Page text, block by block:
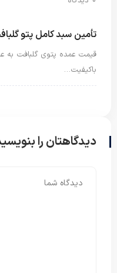
تأمین سبد کامل پتو
قیمت عمده پتوی گلبافت به
باکیفیت…
دیدگاهتان را